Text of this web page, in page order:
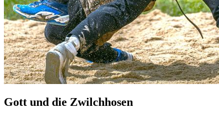
Gott und die Zwilchhosen